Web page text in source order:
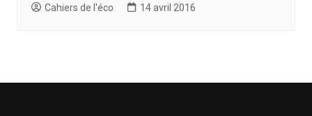
Cahiers de l'éco 14 avril 2016